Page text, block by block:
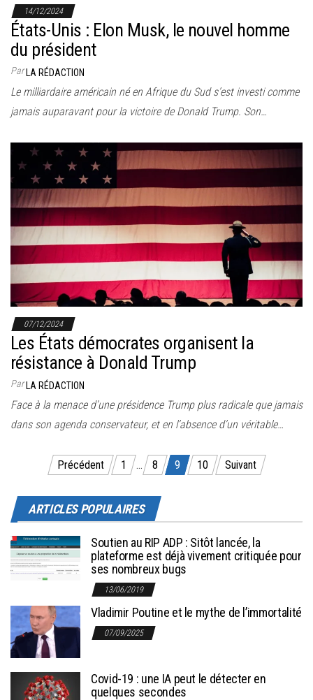
14/12/2024
États-Unis : Elon Musk, le nouvel homme
du président
ParLA RÉDACTION
Le milliardaire américain né en Afrique du Sud s’est investi comme
jamais auparavant pour la victoire de Donald Trump. Son…
07/12/2024
Les États démocrates organisent la
résistance à Donald Trump
ParLA RÉDACTION
Face à la menace d’une présidence Trump plus radicale que jamais
dans son agenda conservateur, et en l’absence d’un véritable…
Pagination des publications
Précédent 1 … 8 9 10 Suivant
ARTICLES POPULAIRES
Soutien au RIP ADP : Sitôt lancée, la
plateforme est déjà vivement critiquée pour
ses nombreux bugs
13/06/2019
Vladimir Poutine et le mythe de l’immortalité
07/09/2025
Covid-19 : une IA peut le détecter en
quelques secondes